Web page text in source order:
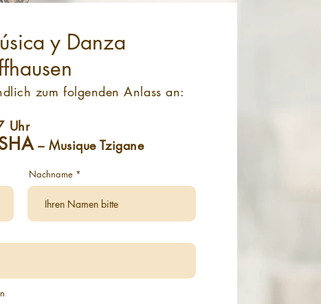
y Danza
zum folgenden Anlass an:
Uhr
– Musique Tzigane
Nachname